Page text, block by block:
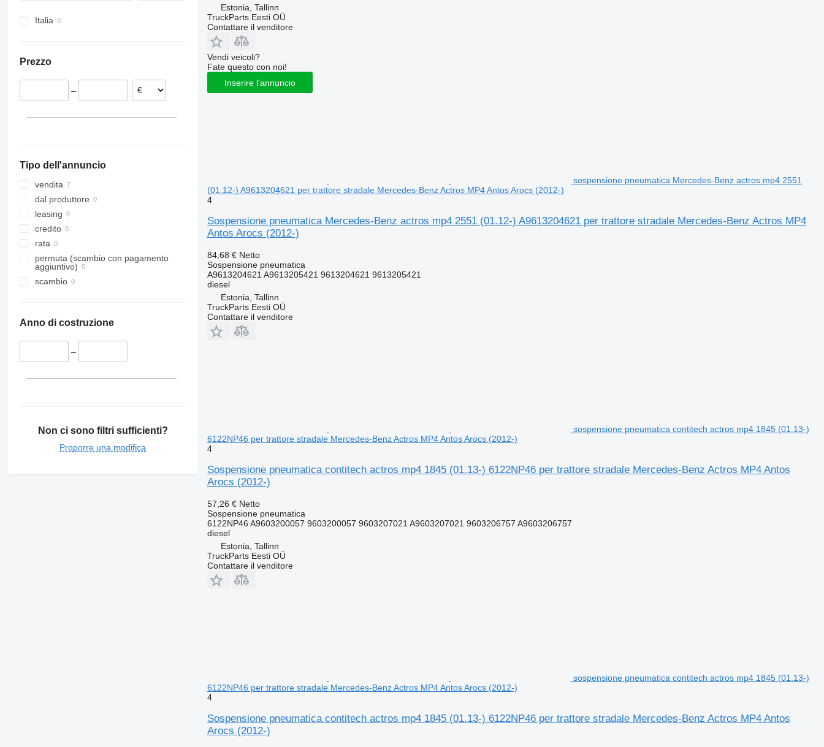
Italia
Prezzo
–
Tipo dell'annuncio
vendita
dal produttore
leasing
credito
rata
permuta (scambio con pagamento
aggiuntivo)
scambio
Anno di costruzione
–
Non ci sono filtri sufficienti?
Proporre una modifica
Estonia, Tallinn
TruckParts Eesti OÜ
Contattare il venditore
Vendi veicoli?
Fate questo con noi!
Inserire l'annuncio
sospensione pneumatica Mercedes-Benz actros mp4 2551
(01.12-) A9613204621 per trattore stradale Mercedes-Benz Actros MP4 Antos Arocs (2012-)
4
Sospensione pneumatica Mercedes-Benz actros mp4 2551 (01.12-) A9613204621 per trattore stradale Mercedes-Benz Actros MP4
Antos Arocs (2012-)
84,68 € Netto
Sospensione pneumatica
A9613204621 A9613205421 9613204621 9613205421
diesel
Estonia, Tallinn
TruckParts Eesti OÜ
Contattare il venditore
sospensione pneumatica contitech actros mp4 1845 (01.13-)
6122NP46 per trattore stradale Mercedes-Benz Actros MP4 Antos Arocs (2012-)
4
Sospensione pneumatica contitech actros mp4 1845 (01.13-) 6122NP46 per trattore stradale Mercedes-Benz Actros MP4 Antos
Arocs (2012-)
57,26 € Netto
Sospensione pneumatica
6122NP46 A9603200057 9603200057 9603207021 A9603207021 9603206757 A9603206757
diesel
Estonia, Tallinn
TruckParts Eesti OÜ
Contattare il venditore
sospensione pneumatica contitech actros mp4 1845 (01.13-)
6122NP46 per trattore stradale Mercedes-Benz Actros MP4 Antos Arocs (2012-)
4
Sospensione pneumatica contitech actros mp4 1845 (01.13-) 6122NP46 per trattore stradale Mercedes-Benz Actros MP4 Antos
Arocs (2012-)